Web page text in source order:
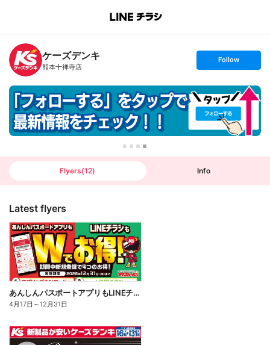
B
n
c
h
T
ケーズデンキ
熊本十禅寺店
s
t
o
l
l
o
w
Follow
Flyers(12) Info
Latest flyers
あんしんパスポートアプリもLINEチラシもWでお得!
4月17日 ～12月31日